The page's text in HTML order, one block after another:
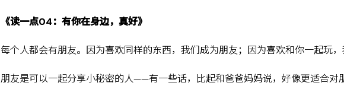
《读一点04：有你在身边，真好》
每个人都会有朋友。因为喜欢同样的东西，我们成为朋友；因为喜欢和你一起玩
朋友是可以一起分享小秘密的人——有一些话，比起和爸爸妈妈说，好像更适合对